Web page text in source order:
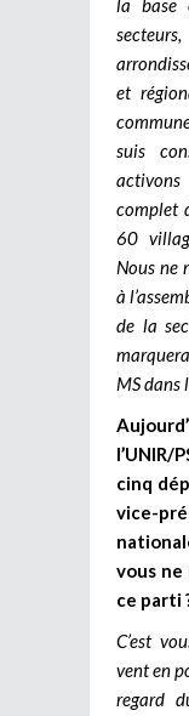
et
suis
complet
60
Nous ne
à
de la
MS dans
cinq
vice-
vous
ce parti
C’est
vent en
regard